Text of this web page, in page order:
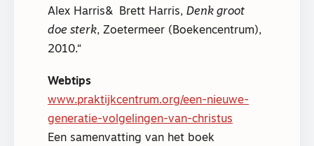
Alex Harris& Brett Harris, Denk groot
doe sterk, Zoetermeer (Boekencentrum),
2010.
Webtips
www.praktijkcentrum.org/een-nieuwe-
generatie-volgelingen-van-christus
Een samenvatting van het boek